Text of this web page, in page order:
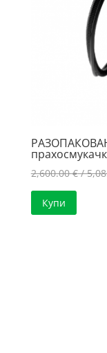
2,600.00€/
Купи